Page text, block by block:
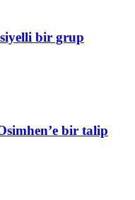
bir grup
bir talip